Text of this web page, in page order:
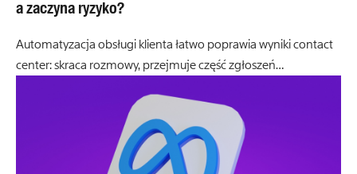
a zaczyna ryzyko?
Automatyzacja obsługi klienta łatwo poprawia wyniki contact
center: skraca rozmowy, przejmuje część zgłoszeń…